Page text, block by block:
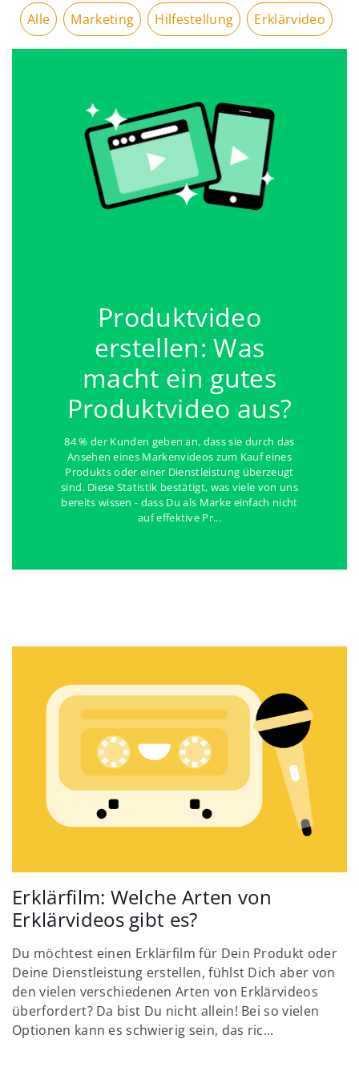
Erklärvideo
Hilfestellung
Marketing
Alle
Produktvideo
erstellen: Was
macht ein gutes
Produktvideo aus?
84 % der Kunden geben an, dass sie durch das
Ansehen eines Markenvideos zum Kauf eines
Produkts oder einer Dienstleistung überzeugt
sind. Diese Statistik bestätigt, was viele von uns
bereits wissen - dass Du als Marke einfach nicht
auf effektive Pr...
Erklärfilm: Welche Arten von
Erklärvideos gibt es?
Du möchtest einen Erklärfilm für Dein Produkt oder
Deine Dienstleistung erstellen, fühlst Dich aber von
den vielen verschiedenen Arten von Erklärvideos
überfordert? Da bist Du nicht allein! Bei so vielen
Optionen kann es schwierig sein, das ric...